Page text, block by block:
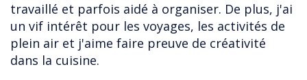
travaillé et parfois aidé à organiser. De plus, j'ai
un vif intérêt pour les voyages, les activités de
plein air et j'aime faire preuve de créativité
dans la cuisine.